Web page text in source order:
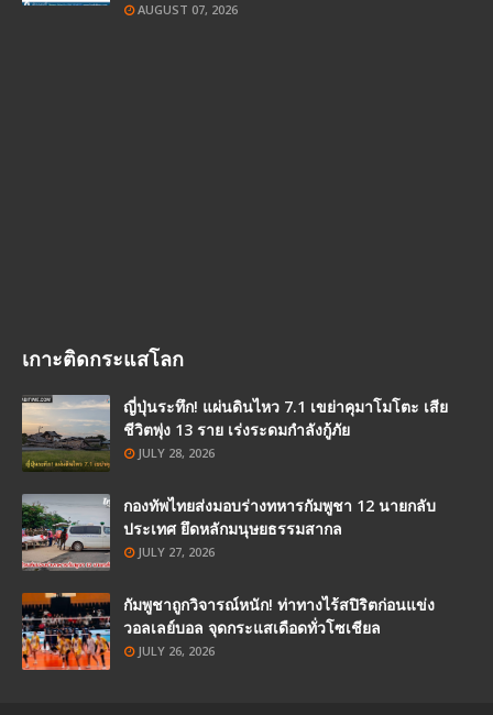
AUGUST 07, 2026
เกาะติดกระแสโลก
ญี่ปุ่นระทึก! แผ่นดินไหว 7.1 เขย่าคุมาโมโตะ เสีย
ชีวิตพุ่ง 13 ราย เร่งระดมกำลังกู้ภัย
JULY 28, 2026
กองทัพไทยส่งมอบร่างทหารกัมพูชา 12 นายกลับ
ประเทศ ยึดหลักมนุษยธรรมสากล
JULY 27, 2026
กัมพูชาถูกวิจารณ์หนัก! ท่าทางไร้สปิริตก่อนแข่ง
วอลเลย์บอล จุดกระแสเดือดทั่วโซเชียล
JULY 26, 2026